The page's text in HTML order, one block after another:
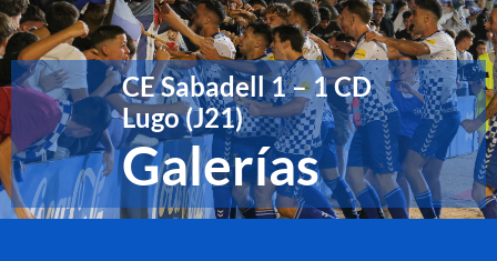
CE Sabadell 1 – 1 CD
Lugo (J21)
Galerías